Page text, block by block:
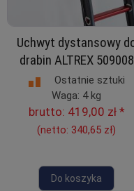
Uchwyt dystansowy
drabin ALTREX 509008
Ostatnie sztuki
Waga: 4 kg
brutto: 419,00 zł*
(netto: 340,65 zł)
Do koszyka